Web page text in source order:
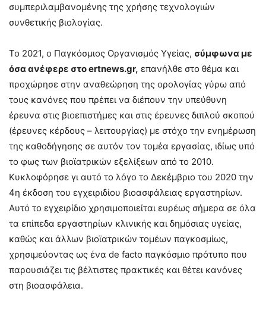
συμπεριλαμβανομένης της χρήσης τεχνολογιών
συνθετικής βιολογίας.
Το 2021, ο Παγκόσμιος Οργανισμός Υγείας, σύμφωνα με
όσα ανέφερε στο ertnews.gr, επανήλθε στο θέμα και
προχώρησε στην αναθεώρηση της ορολογίας γύρω από
τους κανόνες που πρέπει να διέπουν την υπεύθυνη
έρευνα στις βιοεπιστήμες και στις έρευνες διπλού σκοπού
(έρευνες κέρδους – λειτουργίας) με στόχο την ενημέρωση
της καθοδήγησης σε αυτόν τον τομέα εργασίας, ιδίως υπό
το φως των βιοϊατρικών εξελίξεων από το 2010.
Κυκλοφόρησε γι αυτό το λόγο το Δεκέμβριο του 2020 την
4η έκδοση του εγχειριδίου βιοασφάλειας εργαστηρίων.
Αυτό το εγχειρίδιο χρησιμοποιείται ευρέως σήμερα σε όλα
τα επίπεδα εργαστηρίων κλινικής και δημόσιας υγείας,
καθώς και άλλων βιοϊατρικών τομέων παγκοσμίως,
χρησιμεύοντας ως ένα de facto παγκόσμιο πρότυπο που
παρουσιάζει τις βέλτιστες πρακτικές και θέτει κανόνες
στη βιοασφάλεια.